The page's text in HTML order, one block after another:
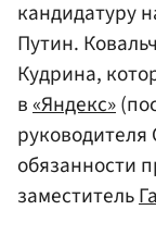
кандидатуру
Путин.
Кудрина,
в«Яндекс»
обязанности
заместитель